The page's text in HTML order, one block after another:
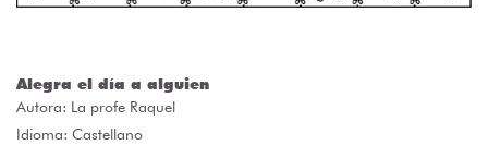
Alegra el día a alguien
Autora: La profe Raquel
Idioma: Castellano